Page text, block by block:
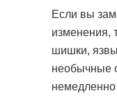
Если вы
изменения,
шишки,
необычные
немедленно